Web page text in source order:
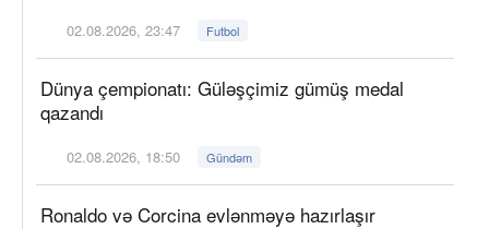
02.08.2026, 23:47 Futbol
Dünya çempionatı: Güləşçimiz gümüş medal
qazandı
02.08.2026, 18:50 Gündəm
Ronaldo və Corcina evlənməyə hazırlaşır